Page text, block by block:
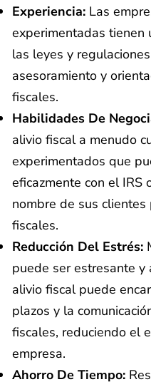
Experiencia: Las
experimentadas tienen
las leyes y
asesoramiento y
fiscales.
Habilidades De
alivio fiscal a menudo
experimentados que
eficazmente con el IRS
nombre de sus
fiscales.
Reducción Del Estrés:
puede ser estresante
alivio fiscal puede
plazos y la
fiscales, reduciendo el
empresa.
Ahorro De Tiempo: